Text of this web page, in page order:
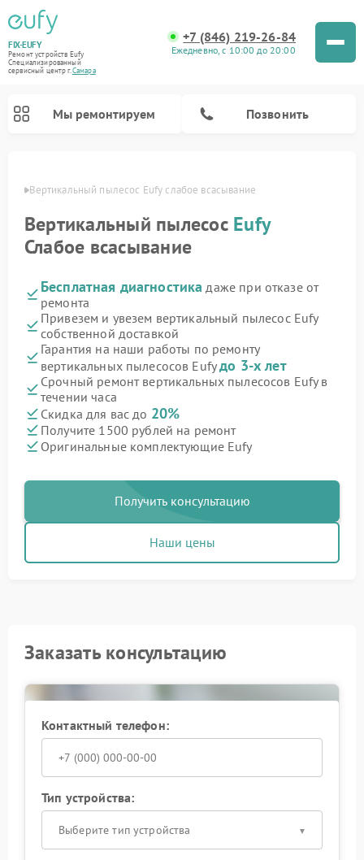
FIX-EUFY
Ремонт устройств Eufy
Специализированный
cервисный центр г.Самара
+7 (846) 219-26-84
Ежедневно, с 10:00 до 20:00
Мы ремонтируем Позвонить
Вертикальный пылесос Eufy слабое всасывание
Вертикальный пылесос Eufy
Слабое всасывание
Бесплатная диагностика даже при отказе от
ремонта
Привезем и увезем вертикальный пылесос Eufy
собственной доставкой
Гарантия на наши работы по ремонту
вертикальных пылесосов Eufyдо 3-х лет
Срочный ремонт вертикальных пылесосов Eufy в
течении часа
Скидка для вас до 20%
Получите 1500 рублей на ремонт
Оригинальные комплектующие Eufy
Получить консультацию
Наши цены
Заказать консультацию
Контактный телефон:
Тип устройства:
Выберите тип устройства